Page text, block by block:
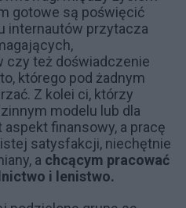
gotowe są poświęcić
internautów przytacza
czy też doświadczenie
którego pod żadnym
Z kolei ci, którzy
modelu lub dla
finansowy, a pracę
satysfakcji, niechętnie
a chcącym pracować
i lenistwo.